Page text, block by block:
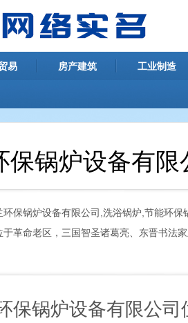
易 房产建筑 工业制造
保锅炉设备有限
环保锅炉设备有限公司,洗浴锅炉,节能环
于革命老区，三国智圣诸葛亮、东晋书法
保锅炉设备有限公司